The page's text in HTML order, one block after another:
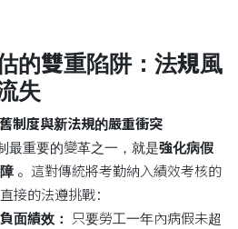
的雙重陷阱：法規風
失
制度與新法規的嚴重衝突
最重要的變革之一，就是強化病假
。這對傳統將考勤納入績效考核的
接的法遵挑戰：
面績效： 只要勞工一年內病假未超